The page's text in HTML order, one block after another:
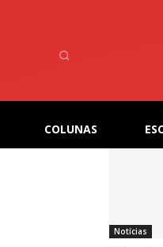
COLUNAS
Notícias